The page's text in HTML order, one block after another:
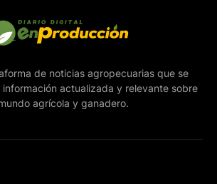
de noticias agropecuarias que se
actualizada y relevante sobre
agrícola y ganadero.